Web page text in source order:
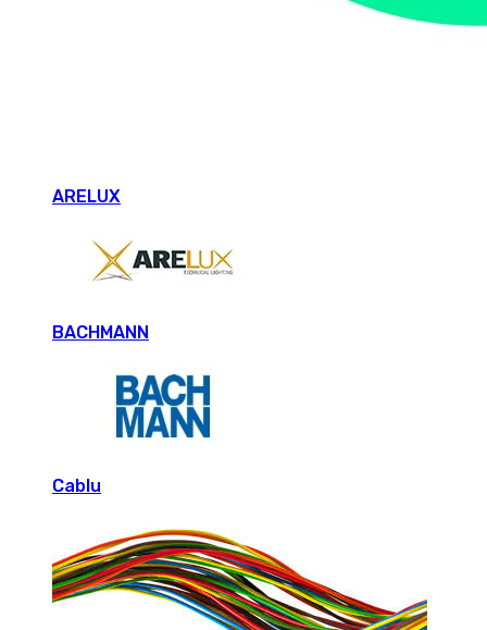
ARELUX
BACHMANN
Cablu